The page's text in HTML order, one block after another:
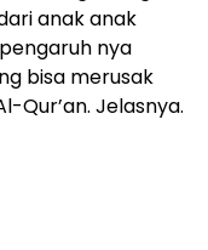
anak anak
nya
bisa merusak
Qur’an. Jelasnya.